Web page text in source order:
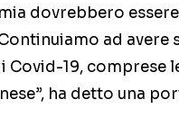
dovrebbero
ad avere
19, comprese
ha detto una